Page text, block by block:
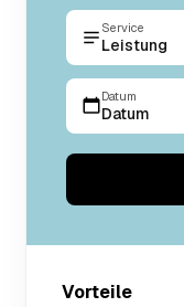
Service
Leistung
Datum
Datum
Vorteile